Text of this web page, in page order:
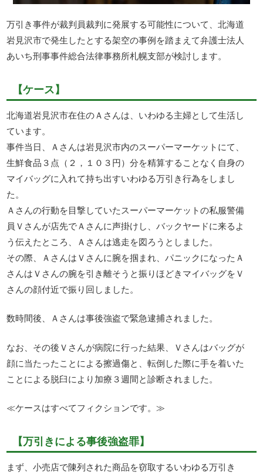
万引き事件が裁判員裁判に発展する可能性について、北海道
岩見沢市で発生したとする架空の事例を踏まえて弁護士法人
あいち刑事事件総合法律事務所札幌支部が検討します。
【ケース】
北海道岩見沢市在住のＡさんは、いわゆる主婦として生活し
ています。
事件当日、Ａさんは岩見沢市内のスーパーマーケットにて、
生鮮食品３点（２，１０３円）分を精算することなく自身の
マイバッグに入れて持ち出すいわゆる万引き行為をしまし
た。
Ａさんの行動を目撃していたスーパーマーケットの私服警備
員Ｖさんが店先でＡさんに声掛けし、バックヤードに来るよ
う伝えたところ、Ａさんは逃走を図ろうとしました。
その際、ＡさんはＶさんに腕を掴まれ、パニックになったＡ
さんはＶさんの腕を引き離そうと振りほどきマイバッグをＶ
さんの顔付近で振り回しました。
数時間後、Ａさんは事後強盗で緊急逮捕されました。
なお、その後Ｖさんが病院に行った結果、Ｖさんはバッグが
顔に当たったことによる擦過傷と、転倒した際に手を着いた
ことによる脱臼により加療３週間と診断されました。
≪ケースはすべてフィクションです。≫
【万引きによる事後強盗罪】
まず、小売店で陳列された商品を窃取するいわゆる万引き